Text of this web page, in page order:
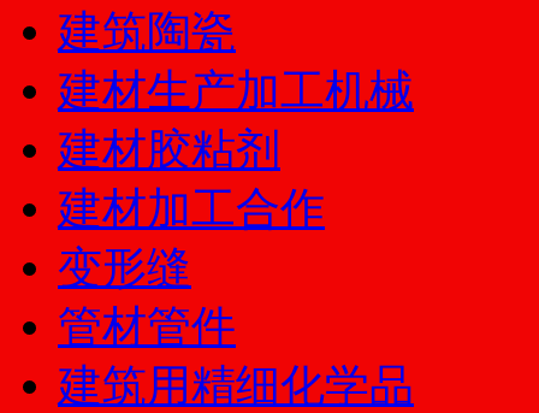
建筑陶瓷
建材生产加工机械
建材胶粘剂
建材加工合作
变形缝
管材管件
建筑用精细化学品